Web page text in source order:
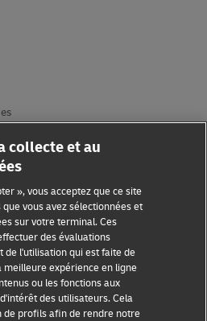
collecte et au
», vous acceptez que ce site
vous avez sélectionnées et
sur votre terminal. Ces
des évaluations
de l'utilisation qui est faite de
expérience en ligne
ou les fonctions aux
des utilisateurs. Cela
de profils afin de rendre notre